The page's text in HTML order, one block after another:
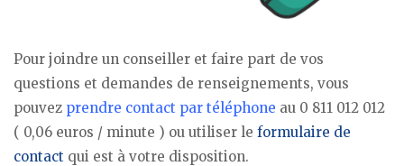
Pour joindre un conseiller et faire part de vos
questions et demandes de renseignements, vous
pouvez prendre contact par téléphone au 0 811 012 012
( 0,06 euros / minute ) ou utiliser le formulaire de
contact qui est à votre disposition.